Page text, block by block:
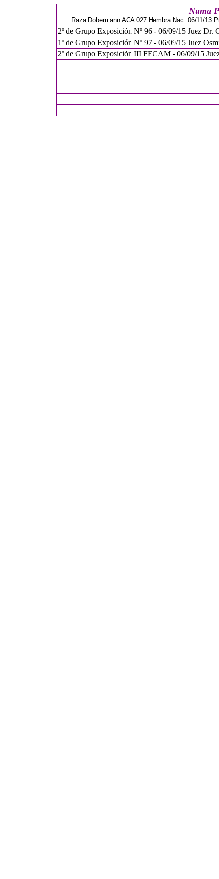
Numa
Raza Dobermann ACA 027 Hembra Nac. 06/11/13
2º de Grupo Exposición Nº 96 - 06/09/15 Juez Dr.
1º de Grupo Exposición Nº 97 - 06/09/15 Juez
2º de Grupo Exposición III FECAM - 06/09/15